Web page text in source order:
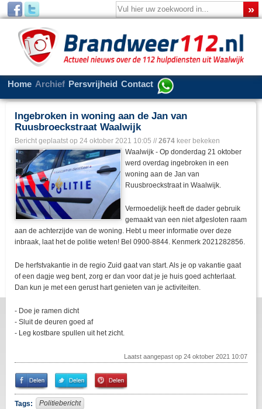
Home Archief Persvrijheid Contact
Ingebroken in woning aan de Jan van
Ruusbroeckstraat Waalwijk
Bericht geplaatst op 24 oktober 2021 10:05 // 2674 keer bekeken
Waalwijk - Op donderdag 21 oktober
werd overdag ingebroken in een
woning aan de Jan van
Ruusbroeckstraat in Waalwijk.
Vermoedelijk heeft de dader gebruik
gemaakt van een niet afgesloten raam
aan de achterzijde van de woning. Hebt u meer informatie over deze
inbraak, laat het de politie weten! Bel 0900-8844. Kenmerk 2021282856.
De herfstvakantie in de regio Zuid gaat van start. Als je op vakantie gaat
of een dagje weg bent, zorg er dan voor dat je je huis goed achterlaat.
Dan kun je met een gerust hart genieten van je activiteiten.
- Doe je ramen dicht
- Sluit de deuren goed af
- Leg kostbare spullen uit het zicht.
Laatst aangepast op 24 oktober 2021 10:07
Share
on
Facebook
Share
on
Twitter
Pin
It!
Tags:
Politiebericht